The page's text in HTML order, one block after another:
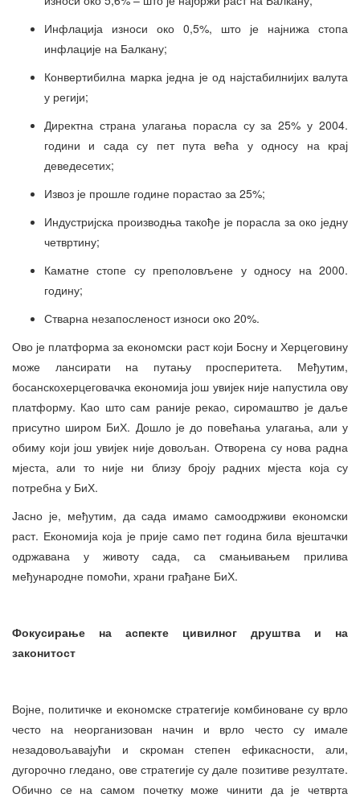
Инфлација износи око 0,5%, што је најнижа стопа
инфлације на Балкану;
Конвертибилна марка једна је од најстабилнијих валута
у регији;
Директна страна улагања порасла су за 25% у 2004.
години и сада су пет пута већа у односу на крај
деведесетих;
Извоз је прошле године порастао за 25%;
Индустријска производња такође је порасла за око једну
четвртину;
Каматне стопе су преполовљене у односу на 2000.
годину;
Стварна незапосленост износи око 20%.
Ово је платформа за економски раст који Босну и Херцеговину
може лансирати на путању просперитета. Међутим,
босанскохерцеговачка економија још увијек није напустила ову
платформу. Као што сам раније рекао, сиромаштво је даље
присутно широм БиХ. Дошло је до повећања улагања, али у
обиму који још увијек није довољан. Отворена су нова радна
мјеста, али то није ни близу броју радних мјеста која су
потребна у БиХ.
Јасно је, међутим, да сада имамо самоодрживи економски
раст. Економија која је прије само пет година била вјештачки
одржавана у животу сада, са смањивањем прилива
међународне помоћи, храни грађане БиХ.
Фокусирање на аспекте цивилног друштва и на
законитост
Војне, политичке и економске стратегије комбиноване су врло
често на неорганизован начин и врло често су имале
незадовољавајући и скроман степен ефикасности, али,
дугорочно гледано, ове стратегије су дале позитиве резултате.
Обично се на самом почетку може чинити да је четврта